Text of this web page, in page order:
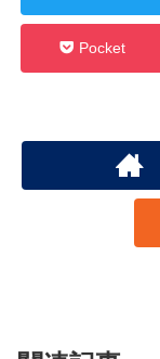
Pocket